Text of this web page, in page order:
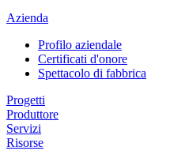
Azienda
Profilo aziendale
Certificati d'onore
Spettacolo di fabbrica
Progetti
Produttore
Servizi
Risorse